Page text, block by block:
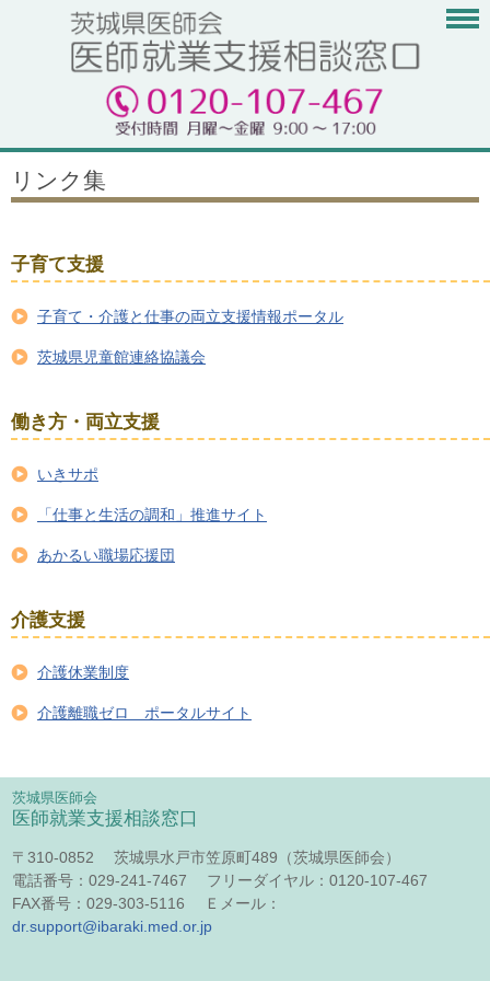
リンク集
子育て支援
子育て・介護と仕事の両立支援情報ポータル
茨城県児童館連絡協議会
働き方・両立支援
いきサポ
「仕事と生活の調和」推進サイト
あかるい職場応援団
介護支援
介護休業制度
介護離職ゼロ ポータルサイト
茨城県医師会
医師就業支援相談窓口
〒310-0852 茨城県水戸市笠原町489（茨城県医師会）
電話番号：029-241-7467 フリーダイヤル：0120-107-467
FAX番号：029-303-5116 Ｅメール：
dr.support@ibaraki.med.or.jp